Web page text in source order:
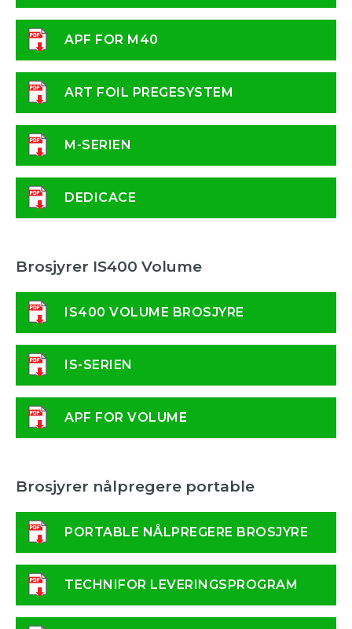
APF FOR M40
ART FOIL PREGESYSTEM
M-SERIEN
DEDICACE
Brosjyrer IS400 Volume
IS400 VOLUME BROSJYRE
IS-SERIEN
APF FOR VOLUME
Brosjyrer nålpregere portable
PORTABLE NÅLPREGERE BROSJYRE
TECHNIFOR LEVERINGSPROGRAM